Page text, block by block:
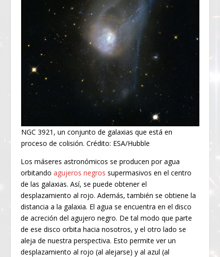
NGC 3921, un conjunto de galaxias que está en
proceso de colisión. Crédito: ESA/Hubble
Los máseres astronómicos se producen por agua
orbitandoagujeros negros supermasivos en el centro
de las galaxias. Así, se puede obtener el
desplazamiento al rojo. Además, también se obtiene la
distancia a la galaxia. El agua se encuentra en el disco
de acreción del agujero negro. De tal modo que parte
de ese disco orbita hacia nosotros, y el otro lado se
aleja de nuestra perspectiva. Esto permite ver un
desplazamiento al rojo (al alejarse) y al azul (al